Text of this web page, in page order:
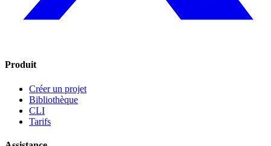
Produit
Créer un projet
Bibliothèque
CLI
Tarifs